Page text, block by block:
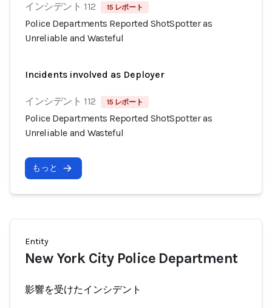
インシデント 112 15 レポート
Police Departments Reported ShotSpotter as
Unreliable and Wasteful
Incidents involved as Deployer
インシデント 112 15 レポート
Police Departments Reported ShotSpotter as
Unreliable and Wasteful
もっと
Entity
New York City Police Department
影響を受けたインシデント